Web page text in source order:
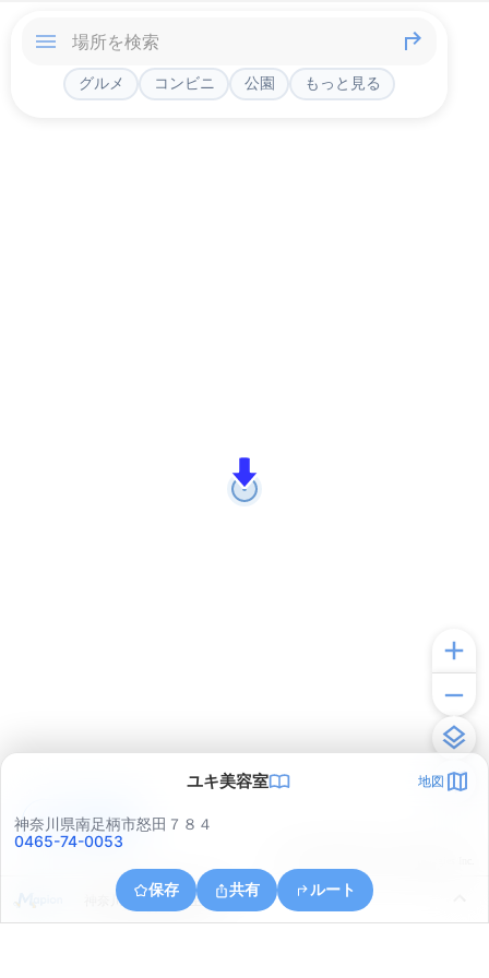
グルメ コンビニ 公園 もっと見る
ユキ美容室 地図
神奈川県南足柄市怒田７８４
0465-74-0053
保存 共有 ルート
神奈川県南足柄市生駒
アプリで見る